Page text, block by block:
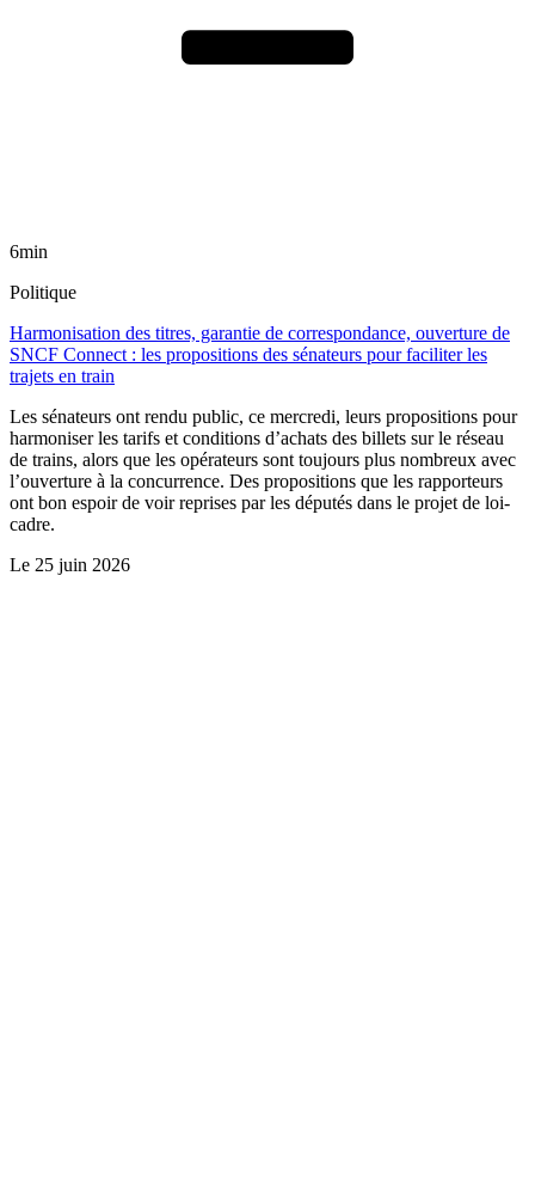
6min
Politique
Harmonisation des titres, garantie de correspondance, ouverture de
SNCF Connect : les propositions des sénateurs pour faciliter les
trajets en train
Les sénateurs ont rendu public, ce mercredi, leurs propositions pour
harmoniser les tarifs et conditions d’achats des billets sur le réseau
de trains, alors que les opérateurs sont toujours plus nombreux avec
l’ouverture à la concurrence. Des propositions que les rapporteurs
ont bon espoir de voir reprises par les députés dans le projet de loi-
cadre.
Le 25 juin 2026